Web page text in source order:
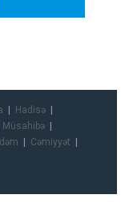
Hadisə
Müsahibə
Cəmiyyət